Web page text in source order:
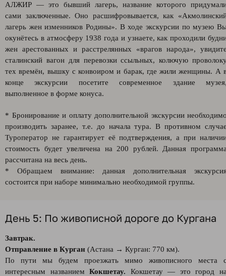
АЛЖИР — это бывший лагерь, название которого
сами заключенные. Оно расшифровывается, как
лагерь жен изменников Родины». В ходе экскурсии по музею
окунётесь в атмосферу 1938 года и узнаете, как проходили
жен арестованных и расстрелянных «врагов народа»,
сталинский вагон для перевозки ссыльных, колючую
тех времён, вышку с конвоиром и барак, где жили женщины. А
конце экскурсии посетите современное здание
выполненное в форме конуса.
* Бронирование и оплату дополнительной экскурсии
производить заранее, т.е. до начала тура. В противном
Туроператор не гарантирует её подтверждения, а при
стоимость будет увеличена на 200 рублей. Данная
рассчитана на весь день.
* Обращаем внимание: данная дополнительная
состоится при наборе минимально необходимой группы.
День 5: По живописной дороге до Кургана
Завтрак.
Отправление в Курган (Астана → Курган: 770 км).
По пути мы будем проезжать мимо живописного места
интересным названиемКокшетау. Кокшетау — это город